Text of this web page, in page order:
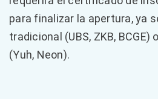
para finalizar la apertura, ya
tradicional (UBS, ZKB, BCGE)
(Yuh, Neon).